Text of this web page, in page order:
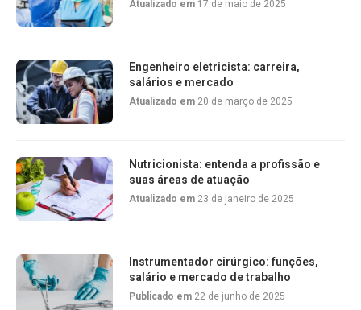
Atualizado em 17 de maio de 2025
Engenheiro eletricista: carreira,
salários e mercado
Atualizado em 20 de março de 2025
Nutricionista: entenda a profissão e
suas áreas de atuação
Atualizado em 23 de janeiro de 2025
Instrumentador cirúrgico: funções,
salário e mercado de trabalho
Publicado em 22 de junho de 2025